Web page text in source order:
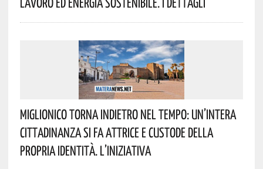
Miglionico Torna Indietro Nel Tempo: Un’intera
Cittadinanza Si Fa Attrice E Custode Della
Propria Identità. L’iniziativa